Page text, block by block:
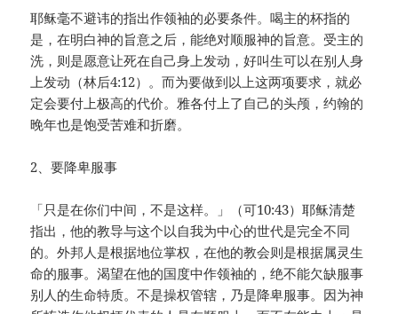
耶稣毫不避讳的指出作领袖的必要条件。喝主的杯指的
是，在明白神的旨意之后，能绝对顺服神的旨意。受主的
洗，则是愿意让死在自己身上发动，好叫生可以在别人身
上发动（林后4:12）。而为要做到以上这两项要求，就必
定会要付上极高的代价。雅各付上了自己的头颅，约翰的
晚年也是饱受苦难和折磨。
2、要降卑服事
「只是在你们中间，不是这样。」（可10:43）耶稣清楚
指出，他的教导与这个以自我为中心的世代是完全不同
的。外邦人是根据地位掌权，在他的教会则是根据属灵生
命的服事。渴望在他的国度中作领袖的，绝不能欠缺服事
别人的生命特质。不是操权管辖，乃是降卑服事。因为神